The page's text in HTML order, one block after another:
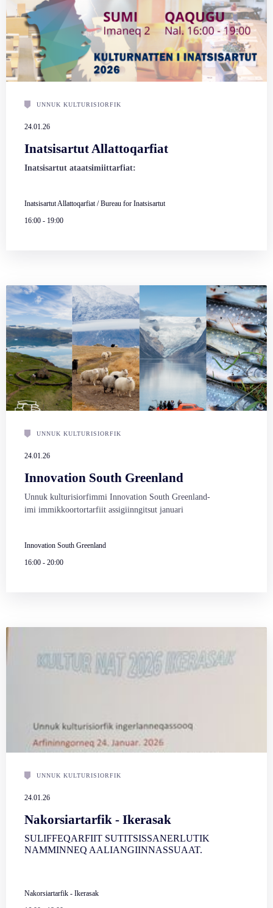
UNNUK KULTURISIORFIK
24.01.26
Inatsisartut Allattoqarfiat
Inatsisartut ataatsimiittarfiat:
Inatsisartut Allattoqarfiat / Bureau for Inatsisartut
16:00 - 19:00
UNNUK KULTURISIORFIK
24.01.26
Innovation South Greenland
Unnuk kulturisiorfimmi Innovation South Greenland-
imi immikkoortortarfiit assigiinngitsut januari
Innovation South Greenland
16:00 - 20:00
UNNUK KULTURISIORFIK
24.01.26
Nakorsiartarfik - Ikerasak
SULIFFEQARFIIT SUTITSISSANERLUTIK
NAMMINNEQ AALIANGIINNASSUAAT.
Nakorsiartarfik - Ikerasak